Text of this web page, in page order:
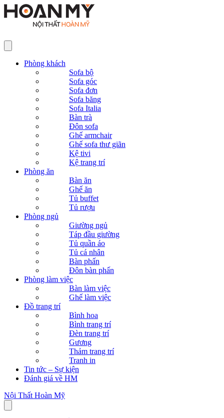
Phòng khách
Sofa bộ
Sofa góc
Sofa đơn
Sofa băng
Sofa Italia
Bàn trà
Đôn sofa
Ghế armchair
Ghế sofa thư giãn
Kệ tivi
Kệ trang trí
Phòng ăn
Bàn ăn
Ghế ăn
Tủ buffet
Tủ rượu
Phòng ngủ
Giường ngủ
Táp đầu giường
Tủ quần áo
Tủ cá nhân
Bàn phấn
Đôn bàn phấn
Phòng làm việc
Bàn làm việc
Ghế làm việc
Đồ trang trí
Bình hoa
Bình trang trí
Đèn trang trí
Gương
Thảm trang trí
Tranh in
Tin tức – Sự kiện
Đánh giá về HM
Nội Thất Hoàn Mỹ